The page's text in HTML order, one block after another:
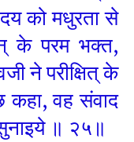
को मधुरता से
के परम भक्त,
ने परीक्षित् के
कहा, वह संवाद
॥ २५॥